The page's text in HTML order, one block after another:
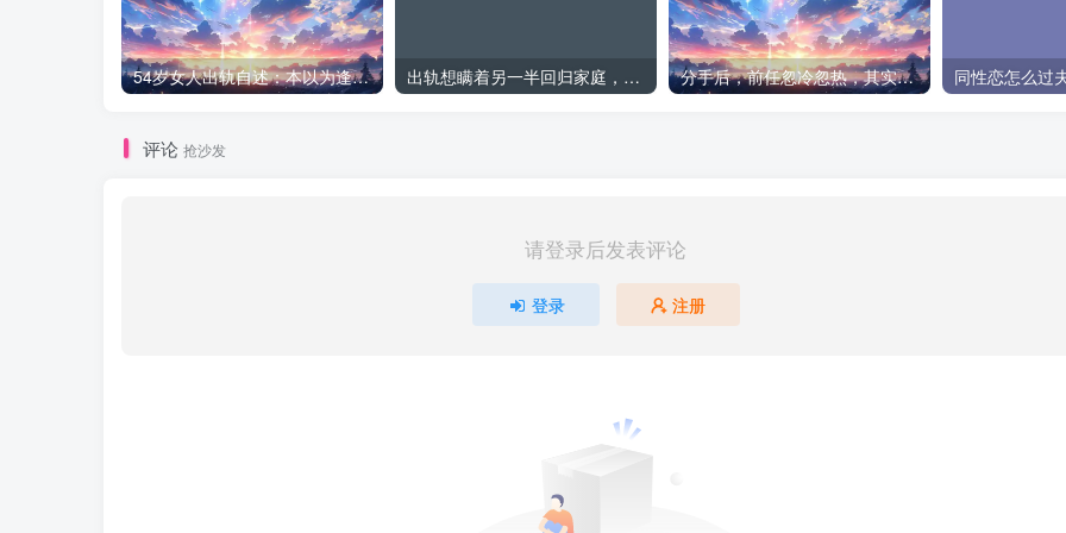
54岁女人出轨自述：本以为逢场作戏 出轨想瞒着另一半回归家庭，这可能吗 分手后，前任忽冷忽热，其实更容易复合 同性恋怎么过
评论 抢沙发
请登录后发表评论
登录 注册